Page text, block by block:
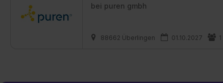
bei puren gmbh
88662 Überlingen 01.10.2027